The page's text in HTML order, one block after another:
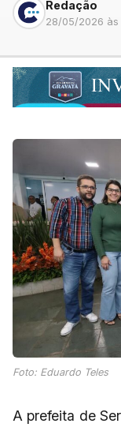
Redação
28/05/2026 às
Foto: Eduardo Teles
A prefeita de